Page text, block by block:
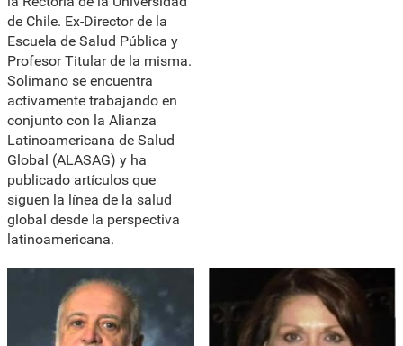
de Chile. Ex-Director de la
Escuela de Salud Pública y
Profesor Titular de la misma.
Solimano se encuentra
activamente trabajando en
conjunto con la Alianza
Latinoamericana de Salud
Global (ALASAG) y ha
publicado artículos que
siguen la línea de la salud
global desde la perspectiva
latinoamericana.